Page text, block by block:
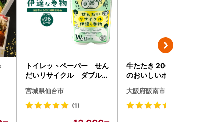
トイレットペーパー せん
だいリサイクル ダブル9
宮城県仙台市
(1)
牛たたき 200gと 名倉商店
のおいしいポン酢 30ml
大阪府阪南市